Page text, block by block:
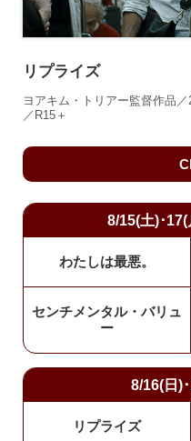
リプライズ
ヨアキム・トリアー監督作品
／R15＋
8/15(土)･
わたしは最悪。
センチメンタル・バリュ
ー
8/16(日)
リプライズ